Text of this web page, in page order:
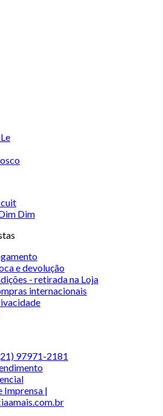
Dim
e devolução
- retirada na Loja
internacionais
97971-2181
Imprensa |